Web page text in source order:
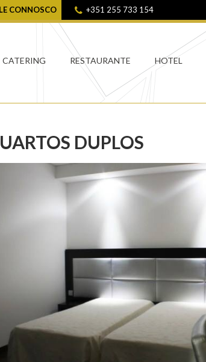
CONNOSCO +351 255 733 154
CATERING RESTAURANTE HOTEL
DUPLOS